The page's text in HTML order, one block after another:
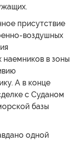
присутствие
воздушных
в зоны
А в конце
с Суданом
базы
одной